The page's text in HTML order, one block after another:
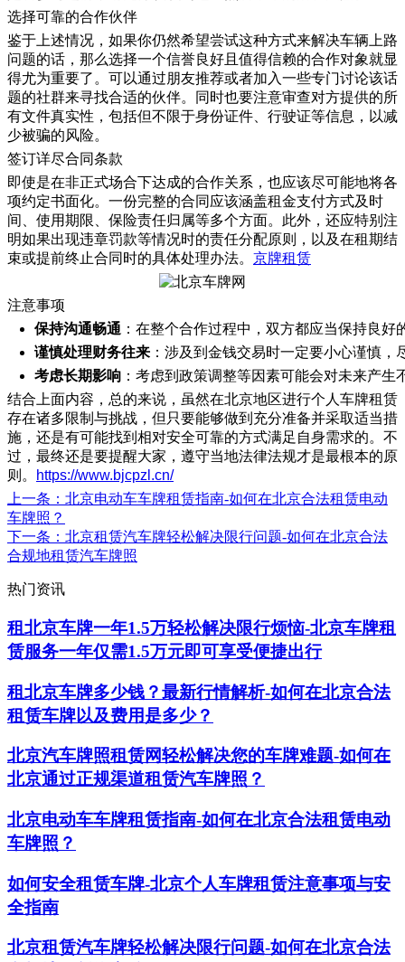
选择可靠的合作伙伴
鉴于上述情况，如果你仍然希望尝试这种方式来解决车辆上路
问题的话，那么选择一个信誉良好且值得信赖的合作对象就显
得尤为重要了。可以通过朋友推荐或者加入一些专门讨论该话
题的社群来寻找合适的伙伴。同时也要注意审查对方提供的所
有文件真实性，包括但不限于身份证件、行驶证等信息，以减
少被骗的风险。
签订详尽合同条款
即使是在非正式场合下达成的合作关系，也应该尽可能地将各
项约定书面化。一份完整的合同应该涵盖租金支付方式及时
间、使用期限、保险责任归属等多个方面。此外，还应特别注
明如果出现违章罚款等情况时的责任分配原则，以及在租期结
束或提前终止合同时的具体处理办法。 京牌租赁
注意事项
保持沟通畅通 ：在整个合作过程中，双方都应当保持良
谨慎处理财务往来 ：涉及到金钱交易时一定要小心谨慎
考虑长期影响 ：考虑到政策调整等因素可能会对未来产
结合上面内容，总的来说，虽然在北京地区进行个人车牌租赁
存在诸多限制与挑战，但只要能够做到充分准备并采取适当措
施，还是有可能找到相对安全可靠的方式满足自身需求的。不
过，最终还是要提醒大家，遵守当地法律法规才是最根本的原
则。
https://www.bjcpzl.cn/
上一条 ：北京电动车车牌租赁指南-如何在北京合法租赁电动
车牌照？
下一条 ：北京租赁汽车牌轻松解决限行问题-如何在北京合法
合规地租赁汽车牌照
热门资讯
租北京车牌一年1.5万轻松解决限行烦恼-北京车牌租
赁服务一年仅需1.5万元即可享受便捷出行
租北京车牌多少钱？最新行情解析-如何在北京合法
租赁车牌以及费用是多少？
北京汽车牌照租赁网轻松解决您的车牌难题-如何在
北京通过正规渠道租赁汽车牌照？
北京电动车车牌租赁指南-如何在北京合法租赁电动
车牌照？
如何安全租赁车牌-北京个人车牌租赁注意事项与安
全指南
北京租赁汽车牌轻松解决限行问题-如何在北京合法